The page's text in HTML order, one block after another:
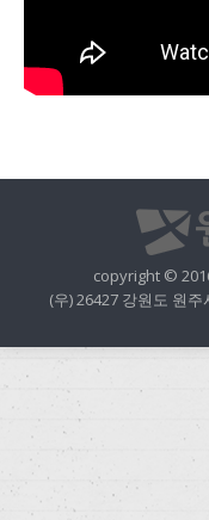
copyright ©
(우) 26427 강원도 원